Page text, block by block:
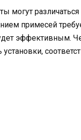
могут
примесей
эффективным.